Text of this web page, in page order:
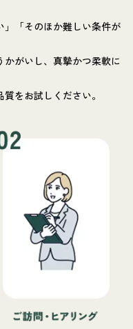
」「そのほか難しい条件が
がいし、真摯かつ柔軟に
をお試しください。